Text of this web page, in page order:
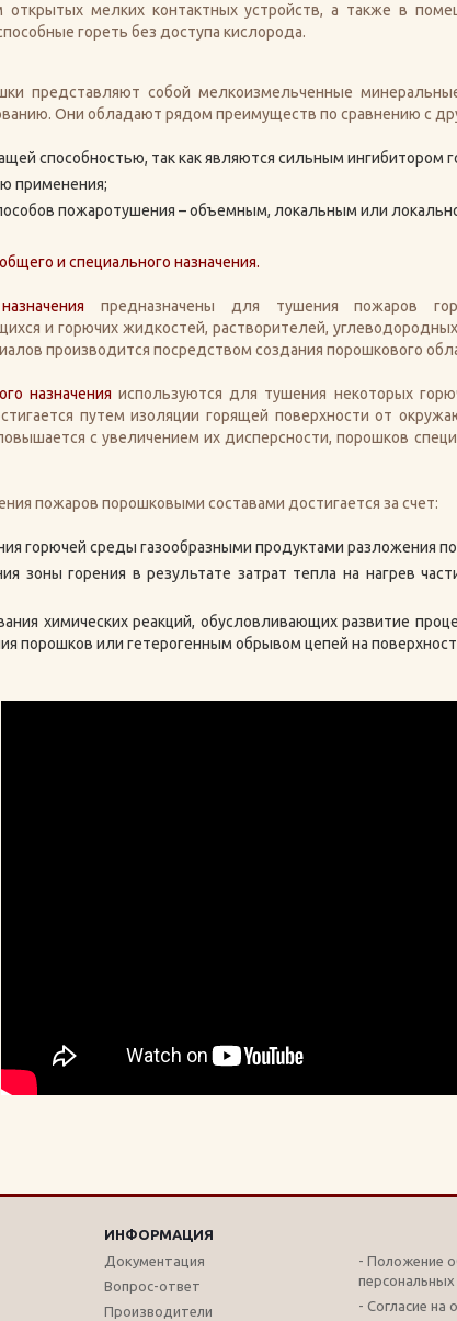
открытых мелких контактных устройств, а также в
гореть без доступа кислорода.
представляют собой мелкоизмельченные
Они обладают рядом преимуществ по сравнению с
способностью, так как являются сильным ингибитором
применения;
пожаротушения – объемным, локальным или
и специального назначения.
предназначены для тушения пожаров
и горючих жидкостей, растворителей,
производится посредством создания порошкового
назначения используются для тушения некоторых
путем изоляции горящей поверхности от
с увеличением их дисперсности, порошков
пожаров порошковыми составами достигается за счет:
горючей среды газообразными продуктами разложения
зоны горения в результате затрат тепла на нагрев
химических реакций, обусловливающих развитие
порошков или гетерогенным обрывом цепей на
ИНФОРМАЦИЯ
Документация
Вопрос-ответ
Производители
- Положение
- Согласие на